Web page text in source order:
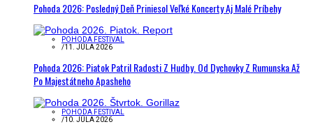
Pohoda 2026: Posledný Deň Priniesol Veľké Koncerty Aj Malé Príbehy
POHODA FESTIVAL
/11. JÚLA 2026
Pohoda 2026: Piatok Patril Radosti Z Hudby. Od Dychovky Z Rumunska Až
Po Majestátneho Apasheho
POHODA FESTIVAL
/10. JÚLA 2026